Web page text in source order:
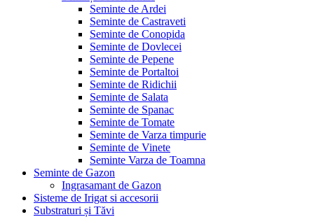
Seminte de Ardei
Seminte de Castraveti
Seminte de Conopida
Seminte de Dovlecei
Seminte de Pepene
Seminte de Portaltoi
Seminte de Ridichii
Seminte de Salata
Seminte de Spanac
Seminte de Tomate
Seminte de Varza timpurie
Seminte de Vinete
Seminte Varza de Toamna
Seminte de Gazon
Ingrasamant de Gazon
Sisteme de Irigat si accesorii
Substraturi și Tăvi